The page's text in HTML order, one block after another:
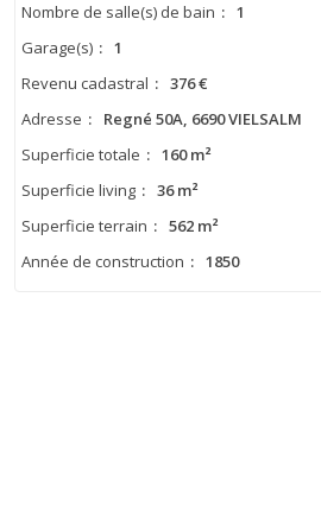
Nombre de salle(s) de bain : 1
Garage(s) : 1
Revenu cadastral : 376 €
Adresse :
Regné 50A, 6690 VIELSALM
Superficie totale : 160 m²
Superficie living : 36 m²
Superficie terrain : 562 m²
Année de construction : 1850